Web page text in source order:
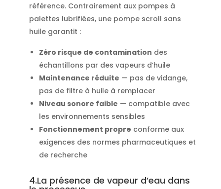
référence. Contrairement aux pompes à
palettes lubrifiées, une pompe scroll sans
huile garantit :
Zéro risque de contamination des
échantillons par des vapeurs d’huile
Maintenance réduite — pas de vidange,
pas de filtre à huile à remplacer
Niveau sonore faible — compatible avec
les environnements sensibles
Fonctionnement propre conforme aux
exigences des normes pharmaceutiques et
de recherche
4.La présence de vapeur d’eau dans